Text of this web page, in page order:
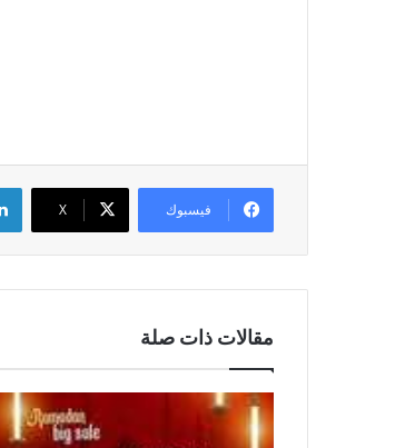
فيسبوك ‫X
مقالات ذات صلة